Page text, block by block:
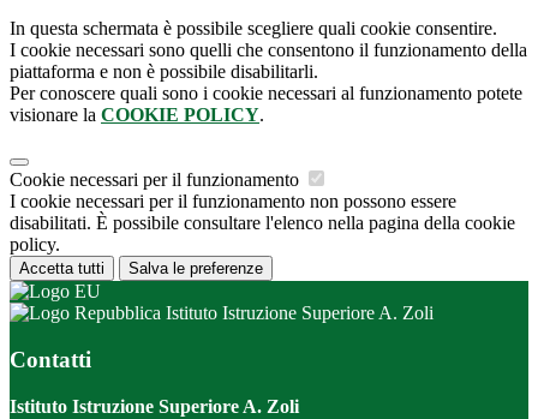
In questa schermata è possibile scegliere quali cookie consentire.
I cookie necessari sono quelli che consentono il funzionamento della
piattaforma e non è possibile disabilitarli.
Per conoscere quali sono i cookie necessari al funzionamento potete
visionare la COOKIE POLICY.
Cookie necessari per il funzionamento
I cookie necessari per il funzionamento non possono essere
disabilitati. È possibile consultare l'elenco nella pagina della cookie
policy.
Accetta tutti Salva le preferenze
Istituto Istruzione Superiore A. Zoli
Contatti
Istituto Istruzione Superiore A. Zoli